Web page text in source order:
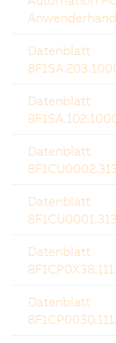
Datenblatt
Datenblatt
Datenblatt
Datenblatt
Datenblatt
Datenblatt